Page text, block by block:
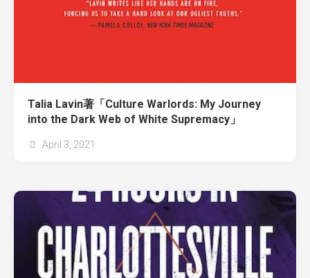
Talia Lavin著「Culture Warlords: My Journey
into the Dark Web of White Supremacy」
April 3, 2021